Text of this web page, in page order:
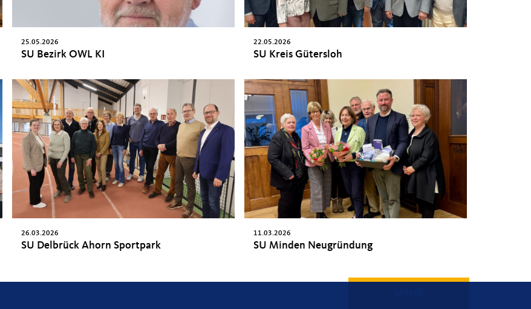
25.05.2026
SU Bezirk OWL KI
22.05.2026
SU Kreis Gütersloh
26.03.2026
SU Delbrück Ahorn Sportpark
11.03.2026
SU Minden Neugründung